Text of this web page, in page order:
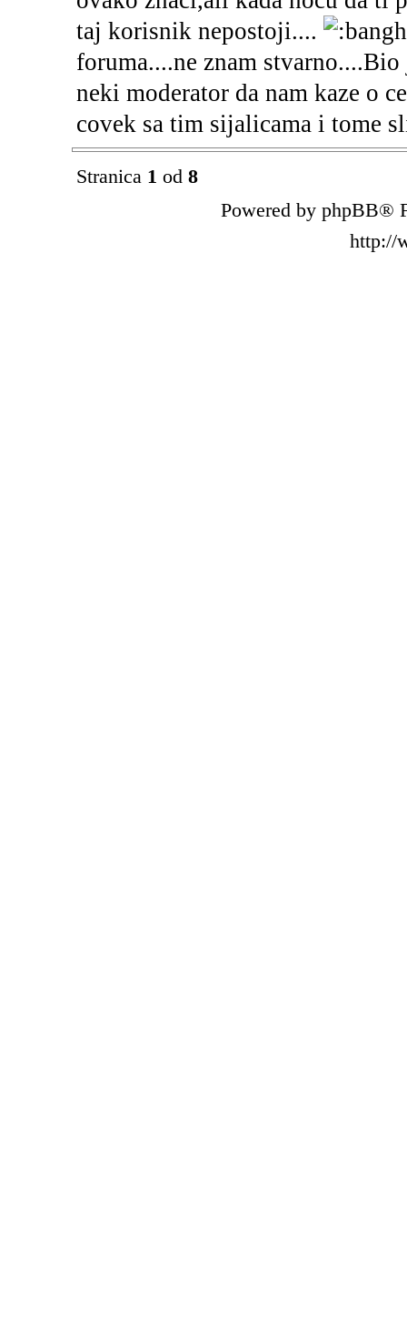
taj korisnik nepostoji....
foruma....ne znam
neki moderator da nam kaze o
covek sa tim sijalicama i tome
Stranica 1 od 8
Powered by phpBB®
http://